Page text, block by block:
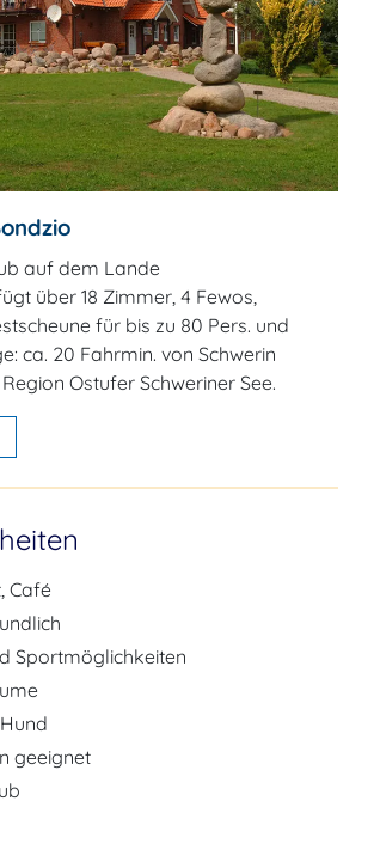
auf dem Lande
über 18 Zimmer, 4 Fewos,
für bis zu 80 Pers. und
ca. 20 Fahrmin. von Schwerin
Ostufer Schweriner See.
Café
Sportmöglichkeiten
geeignet